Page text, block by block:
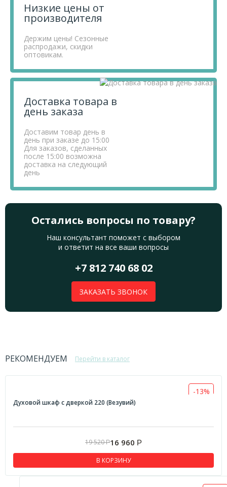
Низкие цены от
производителя
Держим цены! Сезонные
распродажи, скидки
оптовикам.
Доставка товара в
день заказа
Доставим товар день в
день при заказе до 15:00
Для заказов, сделанных
после 15:00 возможна
доставка на следующий
день
Остались вопросы по товару?
Наш консультант поможет с выбором
и ответит на все ваши вопросы
+7 812 740 68 02
ЗАКАЗАТЬ ЗВОНОК
РЕКОМЕНДУЕМ Перейти в каталог
-13%
Духовой шкаф с дверкой 220 (Везувий)
19 520Р16 960 Р
В КОРЗИНУ